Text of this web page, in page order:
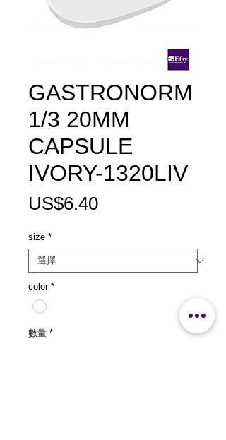
GASTRONORM
1/3 20MM
CAPSULE
IVORY-1320LIV
US$6.40價
size *
color *
數量 *